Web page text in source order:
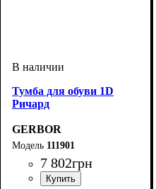
Тумба для обуви 1D
Ричард
GERBOR
111901
7 802грн